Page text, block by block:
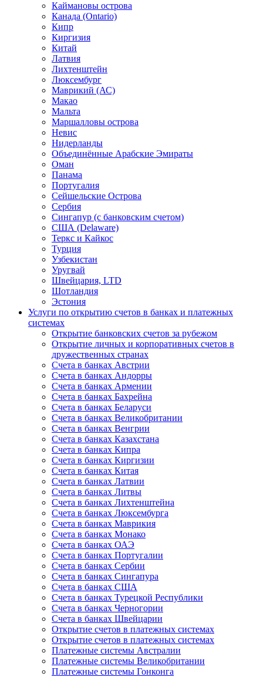
Каймановы острова
Канада (Ontario)
Кипр
Киргизия
Китай
Латвия
Лихтенштейн
Люксембург
Маврикий (АС)
Макао
Мальта
Маршалловы острова
Нeвис
Нидерланды
Объединённые Арабские Эмираты
Оман
Панама
Португалия
Сейшельские Острова
Сербия
Сингапур (c банковским счетом)
США (Delaware)
Теркс и Кайкос
Турция
Узбекистан
Уругвай
Швейцария, LTD
Шотландия
Эстония
Услуги по открытию счетов в банках и платежных
системах
Открытие банковских счетов за рубежом
Открытие личных и корпоративных счетов в
дружественных странах
Счета в банках Австрии
Счета в банках Андорры
Счета в банках Армении
Счета в банках Бахрейна
Счета в банках Беларуси
Счета в банках Великобритании
Счета в банках Венгрии
Счета в банках Казахстана
Счета в банках Кипра
Счета в банках Киргизии
Счета в банках Китая
Счета в банках Латвии
Счета в банках Литвы
Счета в банках Лихтенштейна
Счета в банках Люксембурга
Счета в банках Маврикия
Счета в банках Монако
Счета в банках ОАЭ
Счета в банках Португалии
Счета в банках Сербии
Счета в банках Сингапура
Счета в банках США
Счета в банках Турецкой Республики
Счета в банках Черногории
Счета в банках Швейцарии
Открытие счетов в платежных системах
Открытие счетов в платежных системах
Платежные системы Австралии
Платежные системы Великобритании
Платежные системы Гонконга